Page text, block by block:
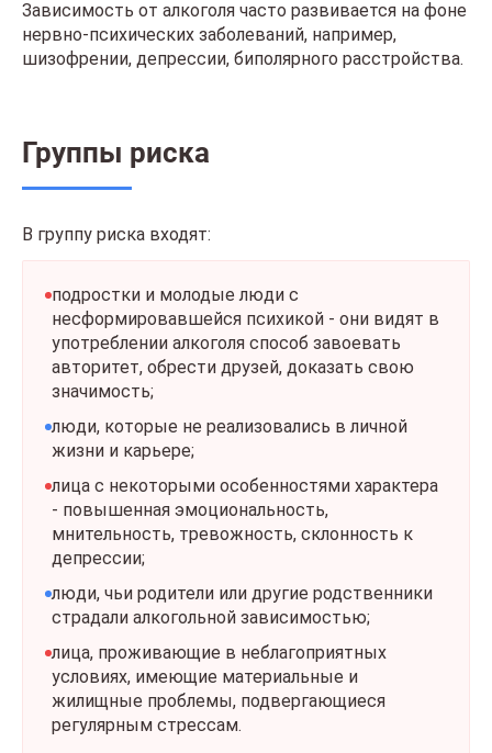
Зависимость от алкоголя часто развивается на фоне
нервно-психических заболеваний, например,
шизофрении, депрессии, биполярного расстройства.
Группы риска
В группу риска входят:
подростки и молодые люди с
несформировавшейся психикой - они видят в
употреблении алкоголя способ завоевать
авторитет, обрести друзей, доказать свою
значимость;
люди, которые не реализовались в личной
жизни и карьере;
лица с некоторыми особенностями характера
- повышенная эмоциональность,
мнительность, тревожность, склонность к
депрессии;
люди, чьи родители или другие родственники
страдали алкогольной зависимостью;
лица, проживающие в неблагоприятных
условиях, имеющие материальные и
жилищные проблемы, подвергающиеся
регулярным стрессам.